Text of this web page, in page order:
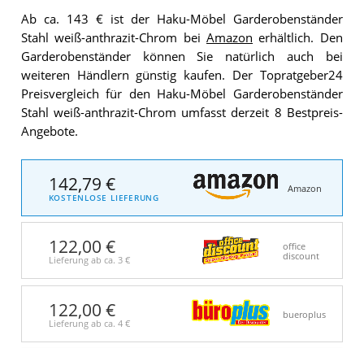
Ab ca. 143 € ist der Haku-Möbel Garderobenständer
Stahl weiß-anthrazit-Chrom bei Amazon erhältlich. Den
Garderobenständer können Sie natürlich auch bei
weiteren Händlern günstig kaufen. Der Topratgeber24
Preisvergleich für den Haku-Möbel Garderobenständer
Stahl weiß-anthrazit-Chrom umfasst derzeit 8 Bestpreis-
Angebote.
142,79 €
KOSTENLOSE LIEFERUNG
Amazon
122,00 €
Lieferung ab ca. 3 €
office
discount
122,00 €
Lieferung ab ca. 4 €
bueroplus